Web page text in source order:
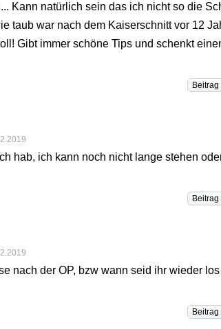
Kann natürlich sein das ich nicht so die
taub war nach dem Kaiserschnitt vor 12
Gibt immer schöne Tips und schenkt
hab, ich kann noch nicht lange stehen
nach der OP, bzw wann seid ihr wieder